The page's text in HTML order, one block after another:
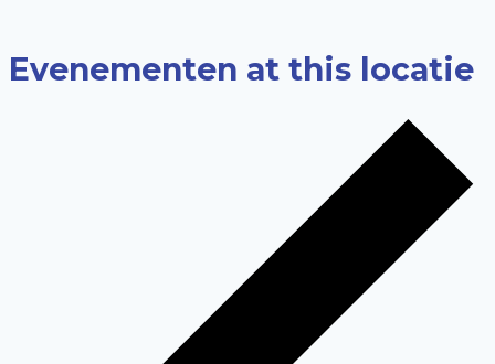
Evenementen at this locatie